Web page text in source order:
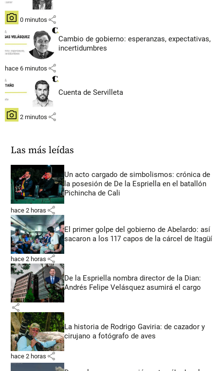
hace 0 minutos share
Cambio de gobierno: esperanzas, expectativas,
incertidumbres
hace 6 minutos share
Cuenta de Servilleta
hace 2 minutos share
Las más leídas
Un acto cargado de simbolismos: crónica de
la posesión de De la Espriella en el batallón
Pichincha de Cali
hace 2 horas share
El primer golpe del gobierno de Abelardo: así
sacaron a los 117 capos de la cárcel de Itagüí
hace 2 horas share
De la Espriella nombra director de la Dian:
Andrés Felipe Velásquez asumirá el cargo
share
La historia de Rodrigo Gaviria: de cazador y
cirujano a fotógrafo de aves
hace 2 horas share